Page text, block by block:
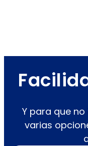
Y para que
varias